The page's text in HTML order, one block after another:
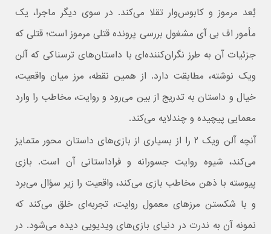
بُعد مرموز و کابوس‌وار تقلا می‌کند. در سوی دیگر ماجرا، یک
مأمور اف‌ بی‌ آی مشغول بررسی پرونده قتلی مرموز است؛ قتلی که
جزئیات آن به طرز نگران‌کننده‌ای با داستان‌های ترسناکی که آلن
ویک نوشته، مطابقت دارد. از همین نقطه، مرز میان واقعیت،
خیال و داستان به‌ تدریج از بین می‌رود و روایت، مخاطب را وارد
معمایی پیچیده و چندلایه می‌کند.
آنچه آلن ویک ۲ را از بسیاری از بازی‌های داستان‌ محور متمایز
می‌کند، شیوه روایت جسورانه و فراداستانی آن است. بازی
پیوسته با ذهن مخاطب بازی می‌کند، واقعیت را زیر سؤال می‌برد
و با شکستن مرزهای معمول روایت، تجربه‌ای خلق می‌کند که
نمونه آن به‌ ندرت در دنیای بازی‌های ویدیویی دیده می‌شود. در